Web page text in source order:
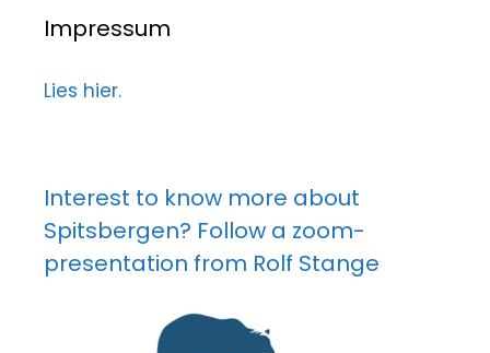
Impressum
Lies hier.
Interest to know more about
Spitsbergen? Follow a zoom-
presentation from Rolf Stange